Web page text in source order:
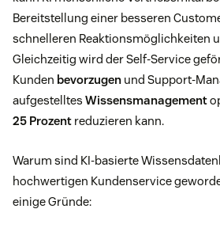
Bereitstellung einer besseren
schnelleren Reaktionsmöglichkeiten
Gleichzeitig wird der Self-Service
Kunden bevorzugen und Support-
aufgestelltes Wissensmanagement
25 Prozent reduzieren kann.
Warum sind KI-basierte
hochwertigen Kundenservice
einige Gründe: